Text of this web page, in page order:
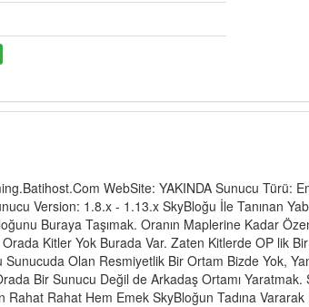
WebSite: YAKINDA Sunucu Türü:
Version: 1.8.x - 1.13.x SkyBloğu İle Tanınan
Buraya Taşımak. Oranın Maplerine Kadar
Orada Kitler Yok Burada Var. Zaten Kitlerde OP lik
Olan Resmiyetlik Bir Ortam Bizde Yok,
Bir Sunucu Değil de Arkadaş Ortamı
Rahat Hem Emek SkyBloğun Tadına